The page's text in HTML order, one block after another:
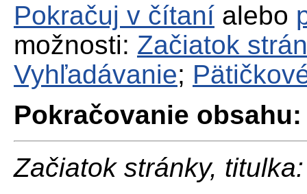
Pokračuj v čítaní alebo
možnosti: Začiatok
Vyhľadávanie;
Pokračovanie obsahu:
Začiatok stránky, titulka: